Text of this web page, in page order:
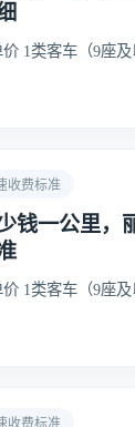
1类客车（9座及
收费标准
钱一公里，
1类客车（9座及
收费标准